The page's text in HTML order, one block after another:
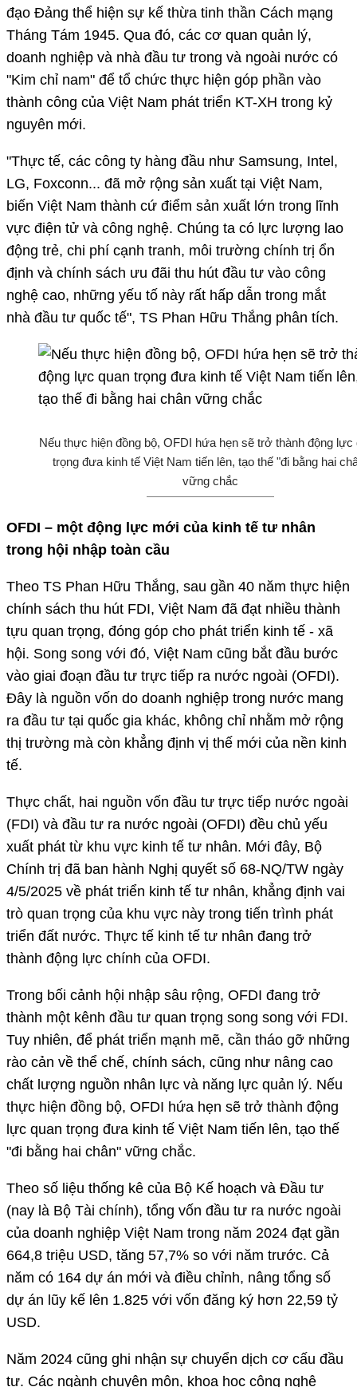
đạo Đảng thể hiện sự kế thừa tinh thần Cách mạng
Tháng Tám 1945. Qua đó, các cơ quan quản lý,
doanh nghiệp và nhà đầu tư trong và ngoài nước có
"Kim chỉ nam" để tổ chức thực hiện góp phần vào
thành công của Việt Nam phát triển KT-XH trong kỷ
nguyên mới.
"Thực tế, các công ty hàng đầu như Samsung, Intel,
LG, Foxconn... đã mở rộng sản xuất tại Việt Nam,
biến Việt Nam thành cứ điểm sản xuất lớn trong lĩnh
vực điện tử và công nghệ. Chúng ta có lực lượng lao
động trẻ, chi phí cạnh tranh, môi trường chính trị ổn
định và chính sách ưu đãi thu hút đầu tư vào công
nghệ cao, những yếu tố này rất hấp dẫn trong mắt
nhà đầu tư quốc tế", TS Phan Hữu Thắng phân tích.
Nếu thực hiện đồng bộ, OFDI hứa hẹn sẽ trở thành động lực
trọng đưa kinh tế Việt Nam tiến lên, tạo thế "đi bằng hai
vững chắc
OFDI – một động lực mới của kinh tế tư nhân
trong hội nhập toàn cầu
Theo TS Phan Hữu Thắng, sau gần 40 năm thực hiện
chính sách thu hút FDI, Việt Nam đã đạt nhiều thành
tựu quan trọng, đóng góp cho phát triển kinh tế - xã
hội. Song song với đó, Việt Nam cũng bắt đầu bước
vào giai đoạn đầu tư trực tiếp ra nước ngoài (OFDI).
Đây là nguồn vốn do doanh nghiệp trong nước mang
ra đầu tư tại quốc gia khác, không chỉ nhằm mở rộng
thị trường mà còn khẳng định vị thế mới của nền kinh
tế.
Thực chất, hai nguồn vốn đầu tư trực tiếp nước ngoài
(FDI) và đầu tư ra nước ngoài (OFDI) đều chủ yếu
xuất phát từ khu vực kinh tế tư nhân. Mới đây, Bộ
Chính trị đã ban hành Nghị quyết số 68-NQ/TW ngày
4/5/2025 về phát triển kinh tế tư nhân, khẳng định vai
trò quan trọng của khu vực này trong tiến trình phát
triển đất nước. Thực tế kinh tế tư nhân đang trở
thành động lực chính của OFDI.
Trong bối cảnh hội nhập sâu rộng, OFDI đang trở
thành một kênh đầu tư quan trọng song song với FDI.
Tuy nhiên, để phát triển mạnh mẽ, cần tháo gỡ những
rào cản về thể chế, chính sách, cũng như nâng cao
chất lượng nguồn nhân lực và năng lực quản lý. Nếu
thực hiện đồng bộ, OFDI hứa hẹn sẽ trở thành động
lực quan trọng đưa kinh tế Việt Nam tiến lên, tạo thế
"đi bằng hai chân" vững chắc.
Theo số liệu thống kê của Bộ Kế hoạch và Đầu tư
(nay là Bộ Tài chính), tổng vốn đầu tư ra nước ngoài
của doanh nghiệp Việt Nam trong năm 2024 đạt gần
664,8 triệu USD, tăng 57,7% so với năm trước. Cả
năm có 164 dự án mới và điều chỉnh, nâng tổng số
dự án lũy kế lên 1.825 với vốn đăng ký hơn 22,59 tỷ
USD.
Năm 2024 cũng ghi nhận sự chuyển dịch cơ cấu đầu
tư. Các ngành chuyên môn, khoa học công nghệ